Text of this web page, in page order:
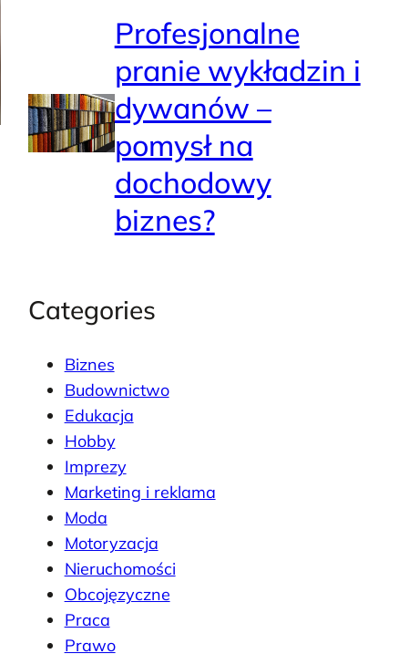
Profesjonalne
pranie wykładzin i
dywanów –
pomysł na
dochodowy
biznes?
Categories
Biznes
Budownictwo
Edukacja
Hobby
Imprezy
Marketing i reklama
Moda
Motoryzacja
Nieruchomości
Obcojęzyczne
Praca
Prawo